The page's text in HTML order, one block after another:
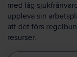
med låg
uppleva sin
att det förs
resurser.